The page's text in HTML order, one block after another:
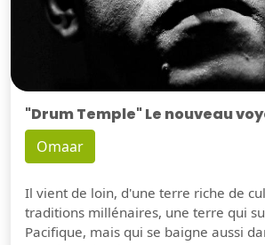
"Drum Temple" Le nouveau
Omaar
Il vient de loin, d'une terre riche de
traditions millénaires, une terre qui
Pacifique, mais qui se baigne aussi